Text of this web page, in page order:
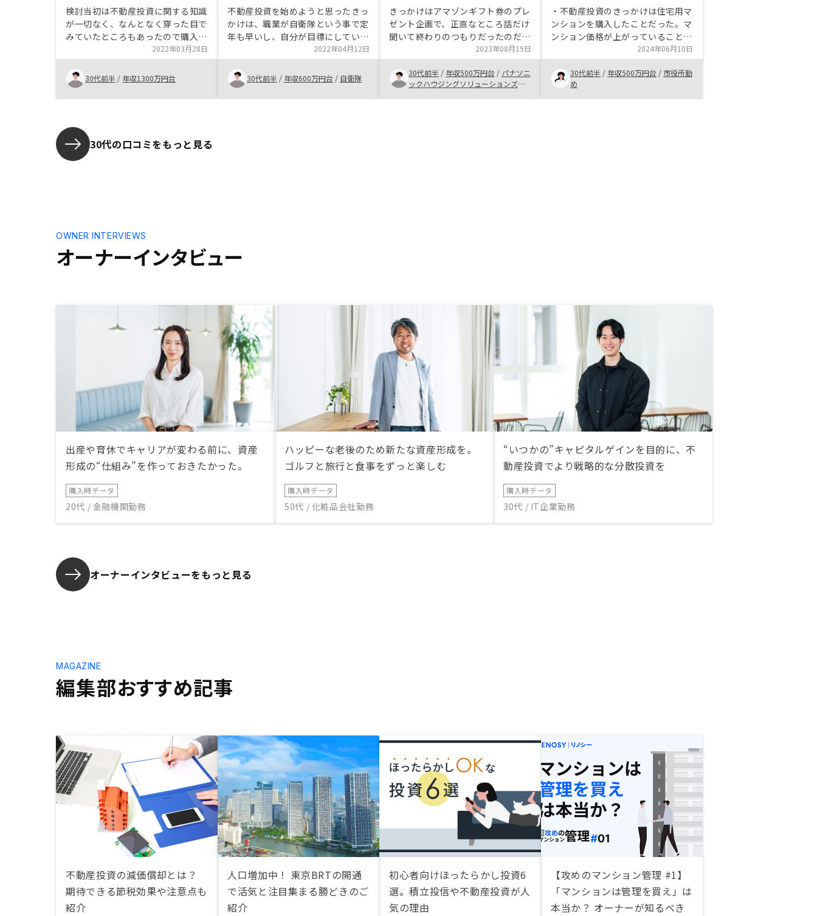
検討当初は不動産投資に関する知識
が一切なく、なんとなく穿った目で
みていたところもあったので購入す
る意志が明確にはなかったが、担当
の方の対応が終始良く、一生懸命丁
寧に教えてくれたので、最後は気持
ち良く判断することが出来た。
2022年03月28日
30代前半 / 年収1300万円台
不動産投資を始めようと思ったきっ
かけは、職業が自衛隊という事で定
年も早いし、自分が目標にしていた
貯蓄額にも達成していました。現状
でiDeCo、積立NISA、個別株、投
資信託、定期預金と資産形成の大半
を行っていて、今後の資金運用をど
うしていこうかと考え、インターネ
ない人が自分で一から勉強して選ん
自分で運用したい人から私のように
何も知らない人でも出来るプラン設
定があり、不動産の選択からリフォ
ーム、売却等の全てにおいて
RENOSYで一貫して行えるところも
決定打になりました。不動産投資を
検討中の人、何をしたらいいかわか
らない人も一度騙されたと思って話
を聞く事をオススメします。興味が
わかなければ次の選択に移ればいい
だけなので。他業種がこれだけ
RENOSYに集っているので、名刺に
前職とか書いてあったらいいかなと
思いました。 私はやっぱり同じ職
業だったら話もしやすくなると思っ
2022年04月12日
30代前半 / 年収600万円台 / 自衛隊
きっかけはアマゾンギフト券のプレ
ゼント企画で、正直なところ話だけ
聞いて終わりのつもりだったのだ
が、よくよく内容を吟味し考えてみ
ると不動産投資の利点とRENOSYさ
んを利用することによる利益が魅力
的に感じられ、結果成約に至った。
個人的に気に入った考え方も知るこ
2023年08月19日
30代前半 / 年収500万円台 / パナソニ
ックハウジングソリューションズ株
・不動産投資のきっかけは住宅用マ
ンションを購入したことだった。マ
ンション価格が上がっていることを
知り、不動産投資にも興味をもっ
た。住宅用マンションは夫単独名義
で組み、投資用マンションは私名義
で組むことにした。 ・リノシーに
決めた理由は担当者の説明に納得し
2024年06月10日
30代前半 / 年収500万円台 / 市役所勤
め
30代の口コミをもっと見る
オーナーインタビュー
OWNER INTERVIEWS
出産や育休でキャリアが変わる前に、資産
形成の“仕組み”を作っておきたかった。
購入時データ
20代 / 金融機関勤務
ハッピーな老後のため新たな資産形成を。
ゴルフと旅行と食事をずっと楽しむ
購入時データ
50代 / 化粧品会社勤務
“いつかの”キャピタルゲインを目的に、不
動産投資でより戦略的な分散投資を
購入時データ
30代 / IT企業勤務
オーナーインタビューをもっと見る
編集部おすすめ記事
MAGAZINE
不動産投資の減価償却とは？
期待できる節税効果や注意点も
紹介
人口増加中！ 東京BRTの開通
で活気と注目集まる勝どきのご
紹介
初心者向けほったらかし投資6
選。積立投信や不動産投資が人
気の理由
【攻めのマンション管理 #1】
「マンションは管理を買え」は
本当か？ オーナーが知るべき